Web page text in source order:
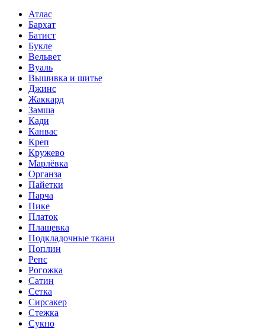
Атлас
Бархат
Батист
Букле
Вельвет
Вуаль
Вышивка и шитье
Джинс
Жаккард
Замша
Кади
Канвас
Креп
Кружево
Марлёвка
Органза
Пайетки
Парча
Пике
Платок
Плащевка
Подкладочные ткани
Поплин
Репс
Рогожка
Сатин
Сетка
Сирсакер
Стежка
Сукно